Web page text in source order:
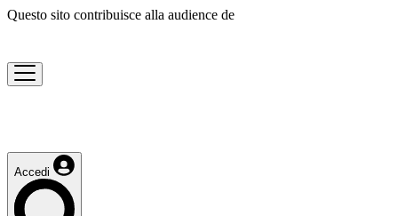
Questo sito contribuisce alla audience de
Accedi